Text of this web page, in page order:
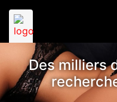
Des milliers